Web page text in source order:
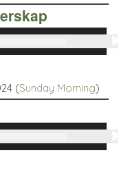
(Sunday Morning)